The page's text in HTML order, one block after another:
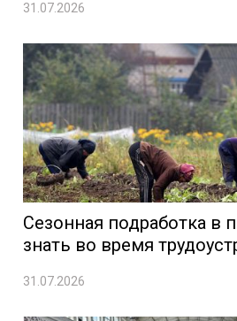
31.07.2026
Сезонная подработка в
знать во время
31.07.2026